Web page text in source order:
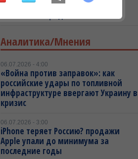
не позволю»: Герой России стал
Аналитика/Мнения
06.07.2026 - 4:00
«Война против заправок»: как
российские удары по топливной
инфраструктуре ввергают Украину в
кризис
06.07.2026 - 3:00
iPhone теряет Россию? продажи
Apple упали до минимума за
последние годы